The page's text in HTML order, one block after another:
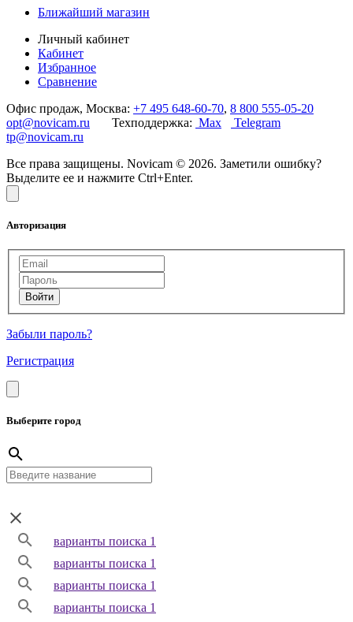
Ближайший магазин
Личный кабинет
Кабинет
Избранное
Сравнение
Офис продаж, Москва: +7 495 648-60-70, 8 800 555-05-20
opt@novicam.ru Техподдержка: Max
Telegram
tp@novicam.ru
Все права защищены. Novicam © 2026. Заметили ошибку?
Выделите ее и нажмите Ctrl+Enter.
Авторизация
Забыли пароль?
Регистрация
Выберите город
варианты поиска 1
варианты поиска 1
варианты поиска 1
варианты поиска 1